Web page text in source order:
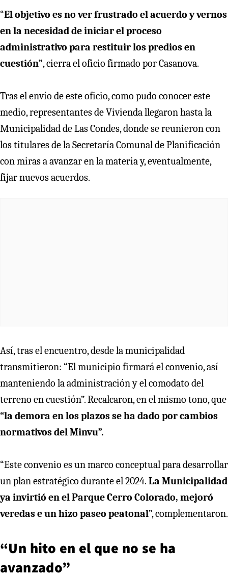
“El objetivo es no ver frustrado el acuerdo y vernos
en la necesidad de iniciar el proceso
administrativo para restituir los predios en
cuestión”, cierra el oficio firmado por Casanova.
Tras el envío de este oficio, como pudo conocer este
medio, representantes de Vivienda llegaron hasta la
Municipalidad de Las Condes, donde se reunieron con
los titulares de la Secretaría Comunal de Planificación
con miras a avanzar en la materia y, eventualmente,
fijar nuevos acuerdos.
Así, tras el encuentro, desde la municipalidad
transmitieron: “El municipio firmará el convenio, así
manteniendo la administración y el comodato del
terreno en cuestión”. Recalcaron, en el mismo tono, que
“la demora en los plazos se ha dado por cambios
normativos del Minvu”.
“Este convenio es un marco conceptual para desarrollar
un plan estratégico durante el 2024. La Municipalidad
ya invirtió en el Parque Cerro Colorado, mejoró
veredas e un hizo paseo peatonal”, complementaron.
“Un hito en el que no se ha
avanzado”